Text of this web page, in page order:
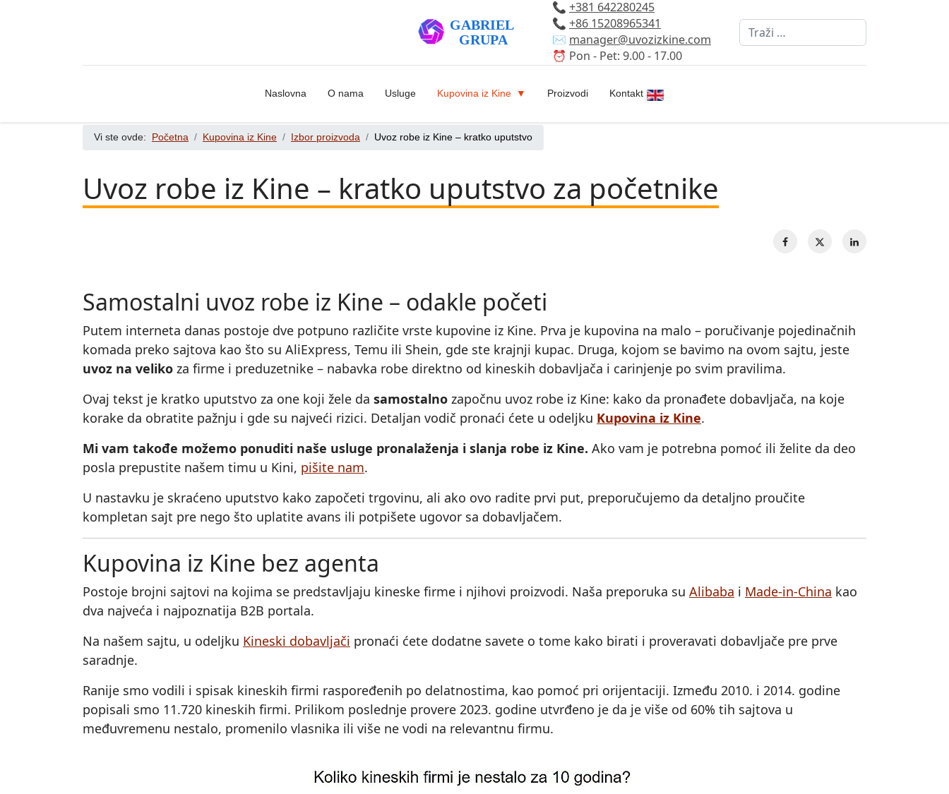
📞 +381 642280245
📞 +86 15208965341
✉️ manager@uvozizkine.com
⏰ Pon - Pet: 9.00 - 17.00
Pretraži
Naslovna O nama Usluge Kupovina iz Kine Proizvodi Kontakt Izaberite vaš jezik
Vi ste ovde: Početna Kupovina iz Kine Izbor proizvoda Uvoz robe iz Kine – kratko uputstvo
Uvoz robe iz Kine – kratko uputstvo za početnike
Samostalni uvoz robe iz Kine – odakle početi
Putem interneta danas postoje dve potpuno različite vrste kupovine iz Kine. Prva je kupovina na malo – poručivanje pojedinačnih
komada preko sajtova kao što su AliExpress, Temu ili Shein, gde ste krajnji kupac. Druga, kojom se bavimo na ovom sajtu, jeste
uvoz na veliko za firme i preduzetnike – nabavka robe direktno od kineskih dobavljača i carinjenje po svim pravilima.
Ovaj tekst je kratko uputstvo za one koji žele da samostalno započnu uvoz robe iz Kine: kako da pronađete dobavljača, na koje
korake da obratite pažnju i gde su najveći rizici. Detaljan vodič pronaći ćete u odeljku Kupovina iz Kine.
Mi vam takođe možemo ponuditi naše usluge pronalaženja i slanja robe iz Kine. Ako vam je potrebna pomoć ili želite da deo
posla prepustite našem timu u Kini, pišite nam.
U nastavku je skraćeno uputstvo kako započeti trgovinu, ali ako ovo radite prvi put, preporučujemo da detaljno proučite
kompletan sajt pre nego što uplatite avans ili potpišete ugovor sa dobavljačem.
Kupovina iz Kine bez agenta
Postoje brojni sajtovi na kojima se predstavljaju kineske firme i njihovi proizvodi. Naša preporuka su Alibaba i Made-in-China kao
dva najveća i najpoznatija B2B portala.
Na našem sajtu, u odeljku Kineski dobavljači pronaći ćete dodatne savete o tome kako birati i proveravati dobavljače pre prve
saradnje.
Ranije smo vodili i spisak kineskih firmi raspoređenih po delatnostima, kao pomoć pri orijentaciji. Između 2010. i 2014. godine
popisali smo 11.720 kineskih firmi. Prilikom poslednje provere 2023. godine utvrđeno je da je više od 60% tih sajtova u
međuvremenu nestalo, promenilo vlasnika ili više ne vodi na relevantnu firmu.